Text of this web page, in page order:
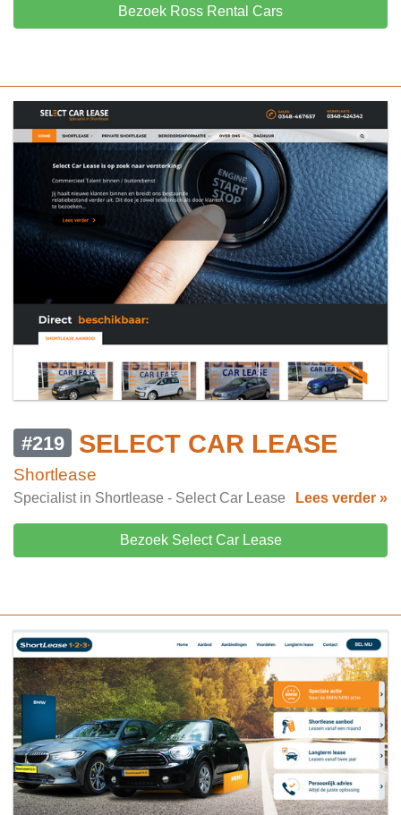
Bezoek Ross Rental Cars
#219 SELECT CAR LEASE
Shortlease
Specialist in Shortlease - Select Car Lease Lees verder »
Bezoek Select Car Lease